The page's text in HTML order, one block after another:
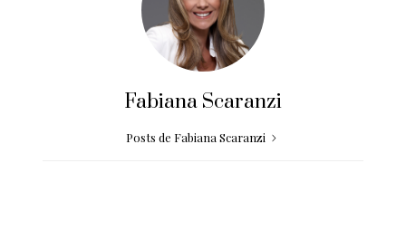
Fabiana Scaranzi
Posts de Fabiana Scaranzi